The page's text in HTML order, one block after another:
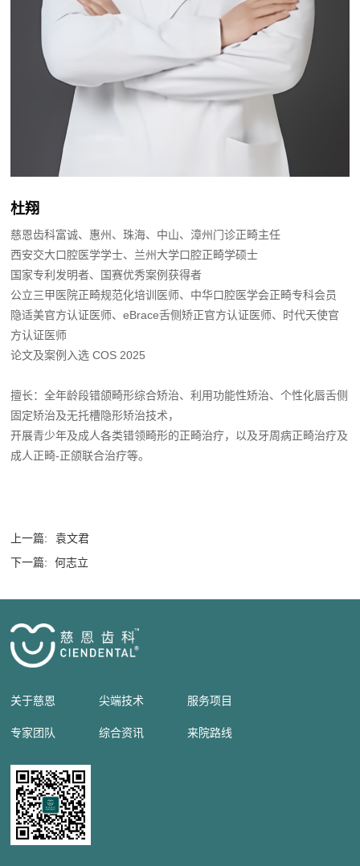
杜翔
慈恩齿科富诚、惠州、珠海、中山、漳州门诊正畸主任
西安交大口腔医学学士、兰州大学口腔正畸学硕士
国家专利发明者、国赛优秀案例获得者
公立三甲医院正畸规范化培训医师、中华口腔医学会正畸专科会员
隐适美官方认证医师、eBrace舌侧矫正官方认证医师、时代天使官
方认证医师
论文及案例入选 COS 2025
擅长：全年龄段错颌畸形综合矫治、利用功能性矫治、个性化唇舌侧
固定矫治及无托槽隐形矫治技术，
开展青少年及成人各类错领畸形的正畸治疗，以及牙周病正畸治疗及
成人正畸-正颌联合治疗等。
上一篇:
袁文君
下一篇:
何志立
关于慈恩 尖端技术 服务项目
专家团队 综合资讯 来院路线